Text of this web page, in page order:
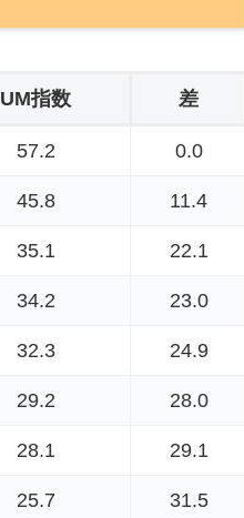
UM指数 差
57.2 0.0
45.8 11.4
35.1 22.1
34.2 23.0
32.3 24.9
29.2 28.0
28.1 29.1
25.7 31.5